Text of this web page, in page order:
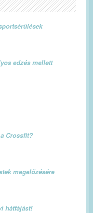
edzés mellett
Crossfit?
megelőzésére
hátfájást!